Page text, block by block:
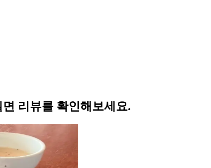
리뷰를 확인해보세요.